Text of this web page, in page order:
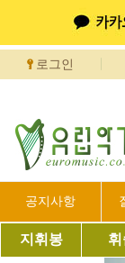
로그인
공지사항
지휘봉